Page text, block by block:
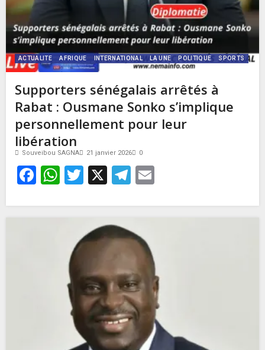
ACTUALITE AFRIQUE INTERNATIONAL LA UNE POLITIQUE SPORTS
Supporters sénégalais arrêtés à
Rabat : Ousmane Sonko s’implique
personnellement pour leur
libération
Souveibou SAGNA 21 janvier 2026 0
Facebook
WhatsApp
Twitter
X Telegram